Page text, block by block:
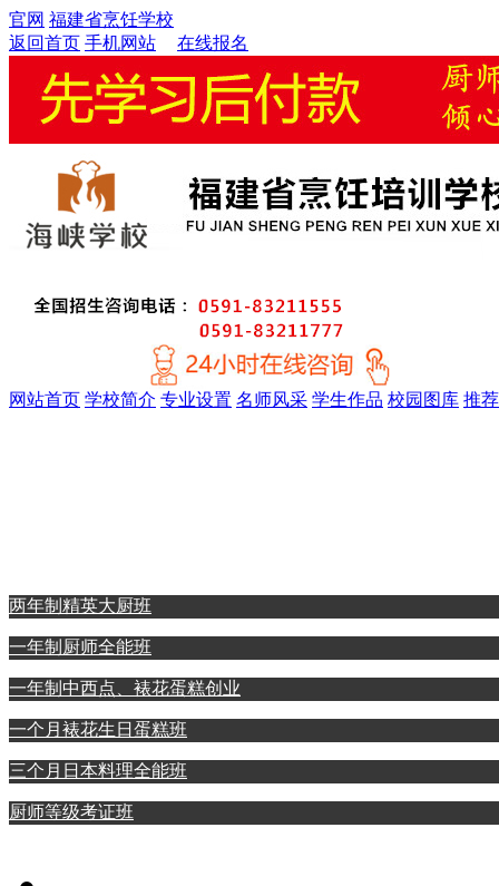
官网 福建省烹饪学校
返回首页 手机网站 在线报名
网站首页 学校简介 专业设置 名师风采 学生作品 校园图库 推
两年制精英大厨班
一年制厨师全能班
一年制中西点、裱花蛋糕创业
一个月裱花生日蛋糕班
三个月日本料理全能班
厨师等级考证班